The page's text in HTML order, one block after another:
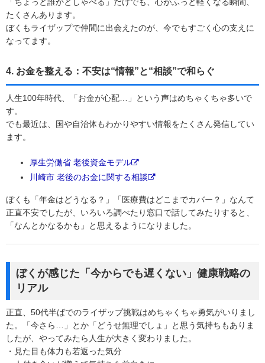
たくさんあります。
ぼくもライザップで仲間に出会えたのが、今でもすごく心の支えに
なってます。
4. お金を整える：不安は“情報”と“相談”で和らぐ
人生100年時代、「お金が心配…」という声はめちゃくちゃ多いで
す。
でも最近は、国や自治体もわかりやすい情報をたくさん発信してい
ます。
厚生労働省 老後資金モデル
川崎市 老後のお金に関する相談
ぼくも「年金はどうなる？」「医療費はどこまでカバー？」なんて
正直不安でしたが、いろいろ調べたり窓口で話してみたりすると、
「なんとかなるかも」と思えるようになりました。
ぼくが感じた「今からでも遅くない」健康戦略の
リアル
正直、50代半ばでのライザップ挑戦はめちゃくちゃ勇気がいりまし
た。「今さら…」とか「どうせ無理でしょ」と思う気持ちもありま
したが、やってみたら人生が大きく変わりました。
・見た目も体力も若返った気分